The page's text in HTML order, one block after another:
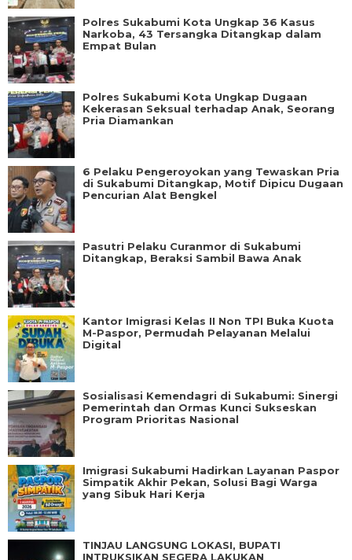
Polres Sukabumi Kota Ungkap 36 Kasus
Narkoba, 43 Tersangka Ditangkap dalam
Empat Bulan
Polres Sukabumi Kota Ungkap Dugaan
Kekerasan Seksual terhadap Anak, Seorang
Pria Diamankan
6 Pelaku Pengeroyokan yang Tewaskan Pria
di Sukabumi Ditangkap, Motif Dipicu Dugaan
Pencurian Alat Bengkel
Pasutri Pelaku Curanmor di Sukabumi
Ditangkap, Beraksi Sambil Bawa Anak
Kantor Imigrasi Kelas II Non TPI Buka Kuota
M-Paspor, Permudah Pelayanan Melalui
Digital
Sosialisasi Kemendagri di Sukabumi: Sinergi
Pemerintah dan Ormas Kunci Sukseskan
Program Prioritas Nasional
Imigrasi Sukabumi Hadirkan Layanan Paspor
Simpatik Akhir Pekan, Solusi Bagi Warga
yang Sibuk Hari Kerja
TINJAU LANGSUNG LOKASI, BUPATI
INTRUKSIKAN SEGERA LAKUKAN